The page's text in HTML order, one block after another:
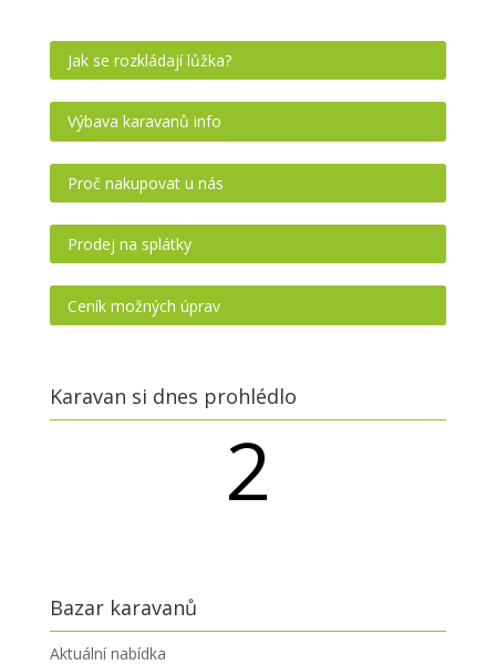
Jak se rozkládají lůžka?
Výbava karavanů info
Proč nakupovat u nás
Prodej na splátky
Ceník možných úprav
Karavan si dnes prohlédlo
2
Bazar karavanů
Aktuální nabídka